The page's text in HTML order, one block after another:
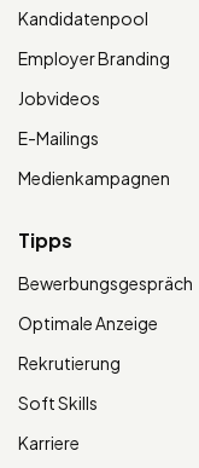
Kandidatenpool
Employer Branding
Jobvideos
E-Mailings
Medienkampagnen
Tipps
Bewerbungsgespräch
Optimale Anzeige
Rekrutierung
Soft Skills
Karriere